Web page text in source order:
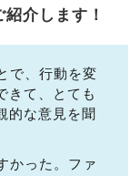
介します！
で、行動を変
きて、とても
的な意見を聞
かった。ファ